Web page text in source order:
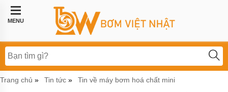
MENU
Trang
chủ
công
nghiệp
thực
Trang chủ » Tin tức » Tin về máy bơm hoá chất mini